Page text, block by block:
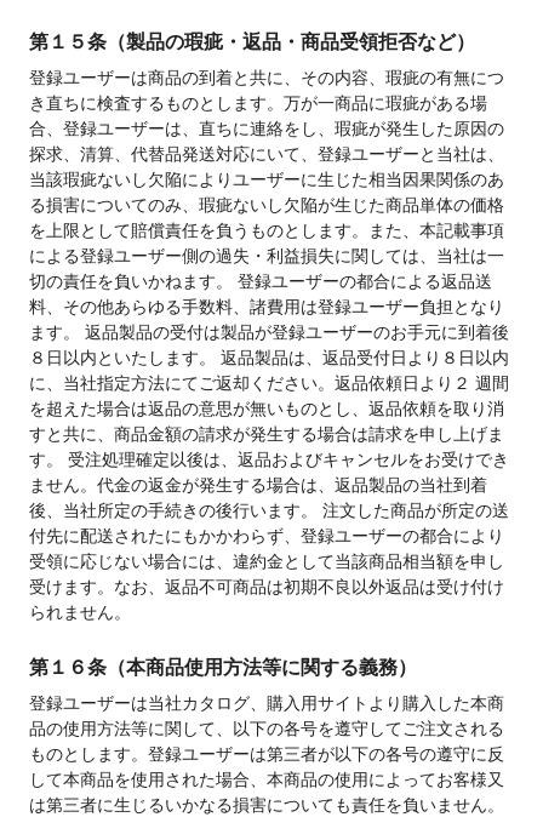
第１５条（製品の瑕疵・返品・商品受領拒否など）
登録ユーザーは商品の到着と共に、その内容、瑕疵の有無につ
き直ちに検査するものとします。万が一商品に瑕疵がある場
合、登録ユーザーは、直ちに連絡をし、瑕疵が発生した原因の
探求、清算、代替品発送対応にいて、登録ユーザーと当社は、
当該瑕疵ないし欠陥によりユーザーに生じた相当因果関係のあ
る損害についてのみ、瑕疵ないし欠陥が生じた商品単体の価格
を上限として賠償責任を負うものとします。また、本記載事項
による登録ユーザー側の過失・利益損失に関しては、当社は一
切の責任を負いかねます。 登録ユーザーの都合による返品送
料、その他あらゆる手数料、諸費用は登録ユーザー負担となり
ます。 返品製品の受付は製品が登録ユーザーのお手元に到着後
８日以内といたします。 返品製品は、返品受付日より８日以内
に、当社指定方法にてご返却ください。返品依頼日より２ 週間
を超えた場合は返品の意思が無いものとし、返品依頼を取り消
すと共に、商品金額の請求が発生する場合は請求を申し上げま
す。 受注処理確定以後は、返品およびキャンセルをお受けでき
ません。代金の返金が発生する場合は、返品製品の当社到着
後、当社所定の手続きの後行います。 注文した商品が所定の送
付先に配送されたにもかかわらず、登録ユーザーの都合により
受領に応じない場合には、違約金として当該商品相当額を申し
受けます。なお、返品不可商品は初期不良以外返品は受け付け
られません。
第１６条（本商品使用方法等に関する義務）
登録ユーザーは当社カタログ、購入用サイトより購入した本商
品の使用方法等に関して、以下の各号を遵守してご注文される
ものとします。登録ユーザーは第三者が以下の各号の遵守に反
して本商品を使用された場合、本商品の使用によってお客様又
は第三者に生じるいかなる損害についても責任を負いません。